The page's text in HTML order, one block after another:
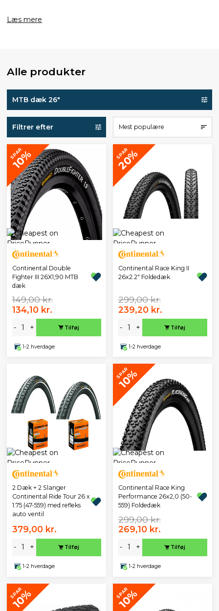
Læs mere
Alle produkter
MTB dæk 26"
Filtrer efter Mest populære
SPAR
10%
Continental Double
Fighter III 26X1,90 MTB
dæk
149,00 kr.
134,10 kr.
- + Tilføj
1-2 hverdage
SPAR
20%
Continental Race King II
26x2.2" Foldedæk
299,00 kr.
239,20 kr.
- + Tilføj
1-2 hverdage
2 Dæk + 2 Slanger
Continental Ride Tour 26 x
1.75 (47-559) med refleks
auto ventil
379,00 kr.
- + Tilføj
1-2 hverdage
SPAR
10%
Continental Race King
Performance 26x2,0 (50-
559) Foldedæk
299,00 kr.
269,10 kr.
- + Tilføj
1-2 hverdage
SPAR
10% SPAR
10%